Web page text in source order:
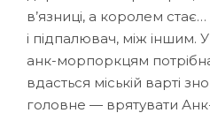
в’язниці, а королем
і підпалювач, між іншим.
анк-морпоркцям
вдасться міській варті
головне — врятувати